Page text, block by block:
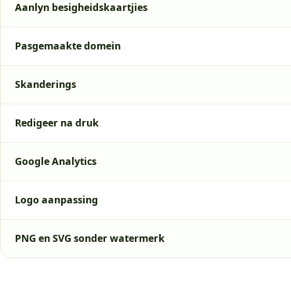
Aanlyn besigheidskaartjies
Pasgemaakte domein
Skanderings
Redigeer na druk
Google Analytics
Logo aanpassing
PNG en SVG sonder watermerk